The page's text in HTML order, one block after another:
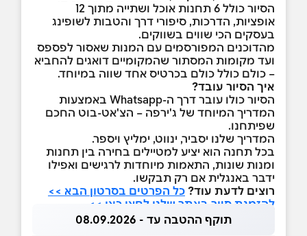
הסיור כולל 6 תחנות אוכל ושתייה מתוך 12
אופציות, הדרכות, סיפורי דרך והטבות לשופינג
בעסקים הכי שווים בשווקים.
מהדוכנים המפורסמים עם המנות שאסור לפספס
ועד מקומות המסתור שהמקומיים דואגים להחביא
– כולם כולל כולם בכרטיס אחד שווה במיוחד.
איך הסיור עובד?
הסיור כולו עובר דרך ה-Whatsapp באמצעות
המדריך המיוחד של ג'ירפה – הצ'אט-בוט החכם
שפיתחנו.
המדריך שלנו יסביר, ינווט, ימליץ ויספר.
בכל תחנה הוא יציע למטיילים בחירה בין תחנות
ומנות שונות, התאמות מיוחדות לרגישים ואפילו
ידבר באנגלית אם רק תבקשו.
רוצים לדעת עוד? כל הפרטים בסרטון הבא >>
להזמנת סיור באתר שלנו לחצו כאן >>
תוקף ההטבה עד - 08.09.2026